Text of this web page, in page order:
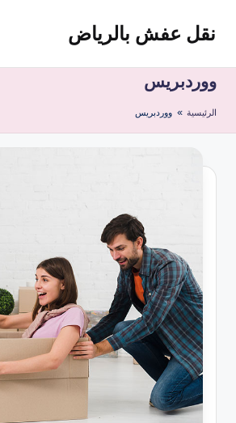
التجاوز
المحتوى
نقل عفش بالرياض
عفش
وتخزين
بالرياض
ريال
ووردبريس
الرئيسية » ووردبريس